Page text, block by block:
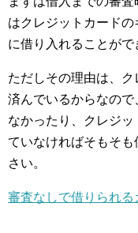
はクレジットカード
に借り入れることがで
ただしその理由は、
済んでいるからなの
なかったり、クレジ
ていなければそもそ
さい。
審査なしで借りられる